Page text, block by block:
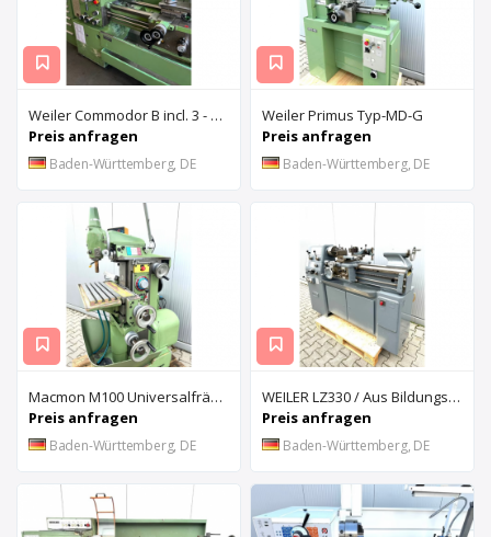
Weiler Commodor B incl. 3 - Achs Digitalanzeige - GS - Kennung
Preis anfragen
Baden-Württemberg, DE
Weiler Primus Typ-MD-G
Preis anfragen
Baden-Württemberg, DE
Macmon M100 Universalfräsmaschine mit Digitalanzeige
Preis anfragen
Baden-Württemberg, DE
WEILER LZ330 / Aus Bildungseinrichtung
Preis anfragen
Baden-Württemberg, DE